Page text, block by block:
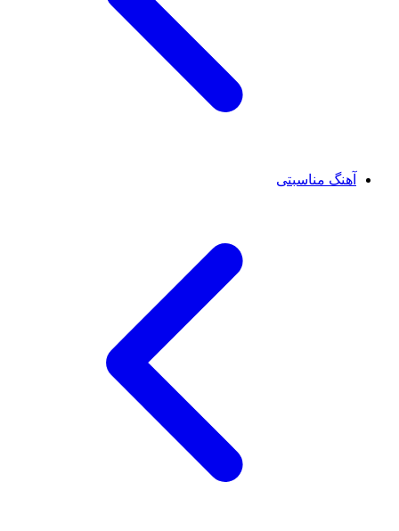
آهنگ مناسبتی